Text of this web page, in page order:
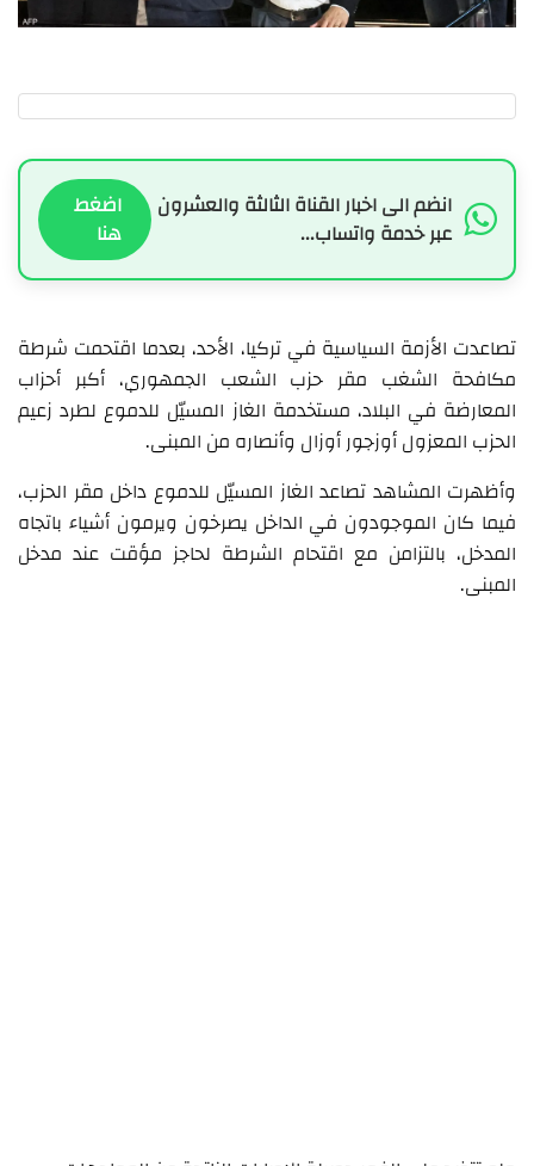
انضم الى اخبار القناة الثالثة والعشرون
عبر خدمة واتساب...
اضغط
هنا
تصاعدت الأزمة السياسية في تركيا، الأحد، بعدما اقتحمت شرطة
مكافحة الشغب مقر حزب الشعب الجمهوري، أكبر أحزاب
المعارضة في البلاد، مستخدمة الغاز المسيّل للدموع لطرد زعيم
الحزب المعزول أوزجور أوزال وأنصاره من المبنى.
وأظهرت المشاهد تصاعد الغاز المسيّل للدموع داخل مقر الحزب،
فيما كان الموجودون في الداخل يصرخون ويرمون أشياء باتجاه
المدخل، بالتزامن مع اقتحام الشرطة لحاجز مؤقت عند مدخل
المبنى.